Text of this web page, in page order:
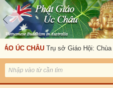
CHÂU Trụ sở Giáo Hội: Chùa Trúc